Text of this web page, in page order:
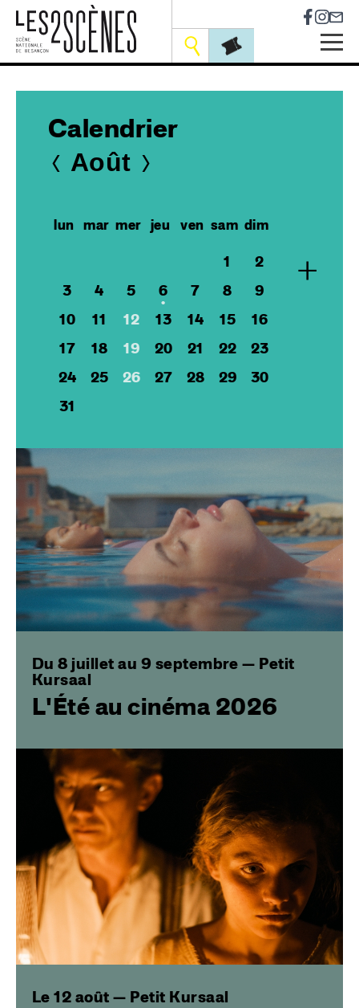
Skip
navigation
Outils
Image
Du 8 juillet au 9 septembre — Petit
Kursaal
L'Été au cinéma 2026
Calendrier
Août
lun mar mer jeu ven sam dim
1
2
3
4 5 6 7 8
9
10
11 12 13 14 15
16
17
18 19 20 21 22
23
24
25 26 27 28 29
30
31
+
Image
Le 12 août — Petit Kursaal